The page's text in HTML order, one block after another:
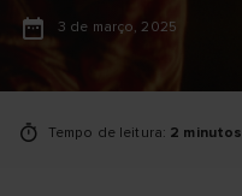
3 de março, 2025
Tempo de leitura: 2 minutos